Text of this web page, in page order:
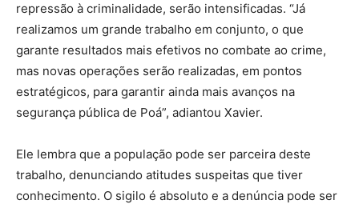
repressão à criminalidade, serão intensificadas. “Já
realizamos um grande trabalho em conjunto, o que
garante resultados mais efetivos no combate ao crime,
mas novas operações serão realizadas, em pontos
estratégicos, para garantir ainda mais avanços na
segurança pública de Poá”, adiantou Xavier.
Ele lembra que a população pode ser parceira deste
trabalho, denunciando atitudes suspeitas que tiver
conhecimento. O sigilo é absoluto e a denúncia pode ser